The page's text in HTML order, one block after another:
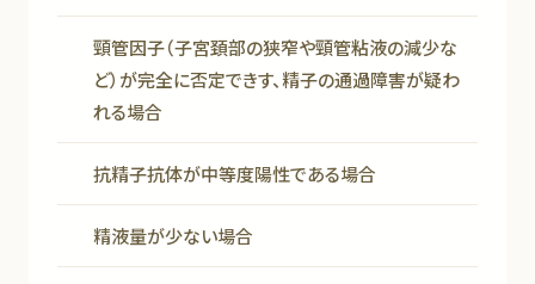
頸管因子（子宮頚部の狭窄や頸管粘液の減少な
ど）が完全に否定できす、精子の通過障害が疑わ
れる場合
抗精子抗体が中等度陽性である場合
精液量が少ない場合